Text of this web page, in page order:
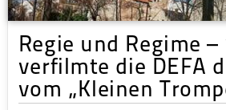
Regie und Regime –
verfilmte die DEFA
vom „Kleinen